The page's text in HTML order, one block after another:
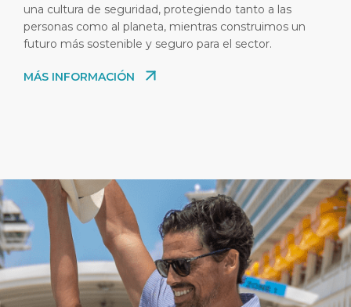
una cultura de seguridad, protegiendo tanto a las
personas como al planeta, mientras construimos un
futuro más sostenible y seguro para el sector.
MÁS INFORMACIÓN